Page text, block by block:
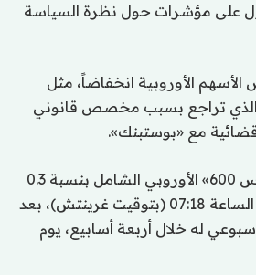
على مؤشرات حول نظرة السياسة
الأوروبية انخفاضاً، مثل
تراجع بسبب مخصص قانوني
مع «بوستبنك».
وارتفع مؤشر «ستوكس 600» الأوروبي الشامل بنسبة 0.3
في المائة، اعتباراً من الساعة 07:18 (بتوقيت غرينتش)، بعد
له خلال أربعة أسابيع، يوم